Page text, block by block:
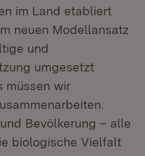
im Land etabliert
neuen Modellansatz
und
umgesetzt
müssen wir
Bevölkerung – alle
biologische Vielfalt